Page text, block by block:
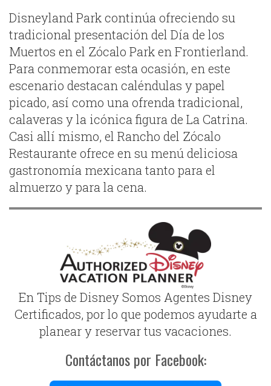
Disneyland Park continúa ofreciendo su
tradicional presentación del Día de los
Muertos en el Zócalo Park en Frontierland.
Para conmemorar esta ocasión, en este
escenario destacan caléndulas y papel
picado, así como una ofrenda tradicional,
calaveras y la icónica figura de La Catrina.
Casi allí mismo, el Rancho del Zócalo
Restaurante ofrece en su menú deliciosa
gastronomía mexicana tanto para el
almuerzo y para la cena.
En Tips de Disney Somos Agentes Disney
Certificados, por lo que podemos ayudarte a
planear y reservar tus vacaciones.
Contáctanos por Facebook: